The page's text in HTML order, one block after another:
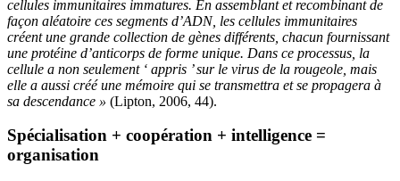
cellules immunitaires immatures. En assemblant et recombinant de
façon aléatoire ces segments d’ADN, les cellules immunitaires
créent une grande collection de gènes différents, chacun fournissant
une protéine d’anticorps de forme unique. Dans ce processus, la
cellule a non seulement ‘ appris ’ sur le virus de la rougeole, mais
elle a aussi créé une mémoire qui se transmettra et se propagera à
sa descendance » (Lipton, 2006, 44).
Spécialisation + coopération + intelligence =
organisation